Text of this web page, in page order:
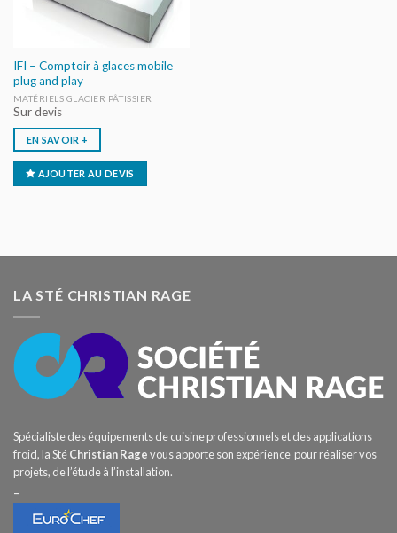
IFI – Comptoir à glaces mobile
plug and play
MATÉRIELS GLACIER PÂTISSIER
Sur devis
EN SAVOIR +
AJOUTER AU DEVIS
LA STÉ CHRISTIAN RAGE
Spécialiste des équipements de cuisine professionnels et des applications
froid, la StéChristian Ragevous apporte son expérience pour réaliser vos
projets, de l’étude à l’installation.
–